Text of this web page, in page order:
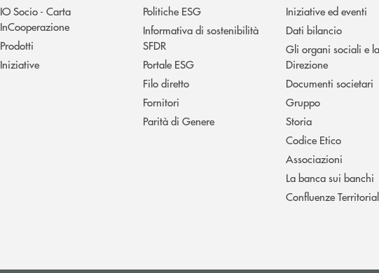
IO Socio - Carta
InCooperazione
Prodotti
Iniziative
Politiche ESG
Informativa di sostenibilità
SFDR
Portale ESG
Filo diretto
Fornitori
Parità di Genere
Iniziative ed eventi
Dati bilancio
Gli organi sociali e la
Direzione
Documenti societari
Gruppo
Storia
Codice Etico
Associazioni
La banca sui banchi
Confluenze